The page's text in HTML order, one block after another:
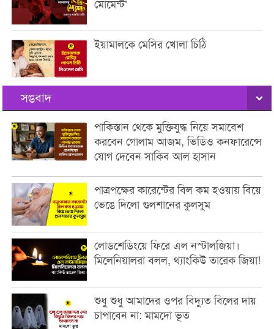
মোমেন্ট’
ইয়ামালকে মেসির খোলা চিঠি
সঙবাদ
পাকিস্তান থেকে মুক্তিযুদ্ধ নিয়ে সমাবেশ
করবেন গোলাম আজম, ভিডিও কনফারেন্সে
যোগ দেবেন সাকিব আল হাসান
পাত্রপক্ষের কারেন্টের বিল কম হওয়ায় বিয়ে
ভেঙে দিলো গুলশানের কুলসুম
লোডশেডিংয়ে ফিরে এল নস্টালজিয়া।
মিলেনিয়ালরা বলল, থ্যাংকিউ তারেক জিয়া!
শুধু শুধু আমাদের ওপর বিদ্যুত বিলের দায়
চাপাবেন না: মামদো ভূত